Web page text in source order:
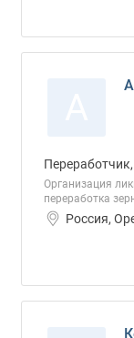
Организация
переработка
Россия,